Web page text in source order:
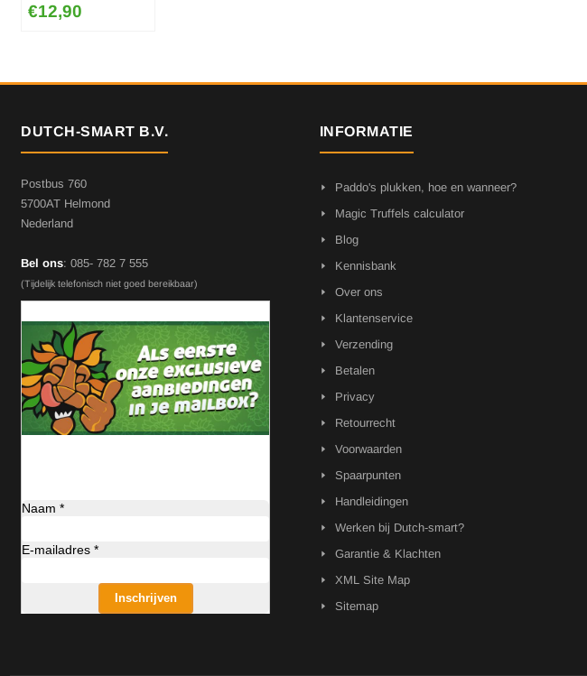
€12,90
DUTCH-SMART B.V.
Postbus 760
5700AT Helmond
Nederland
Bel ons: 085- 782 7 555
(Tijdelijk telefonisch niet goed bereikbaar)
Naam *
E-mailadres *
Inschrijven
INFORMATIE
Paddo's plukken, hoe en wanneer?
Magic Truffels calculator
Blog
Kennisbank
Over ons
Klantenservice
Verzending
Betalen
Privacy
Retourrecht
Voorwaarden
Spaarpunten
Handleidingen
Werken bij Dutch-smart?
Garantie & Klachten
XML Site Map
Sitemap